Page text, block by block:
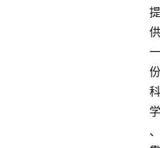
提
供
一
份
科
学
、